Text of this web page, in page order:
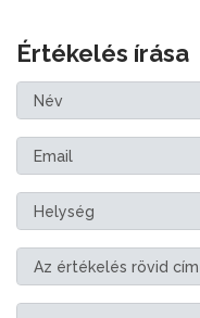
Értékelés írása